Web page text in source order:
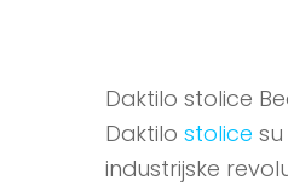
Daktilo stolice
Daktilo stolice
industrijske